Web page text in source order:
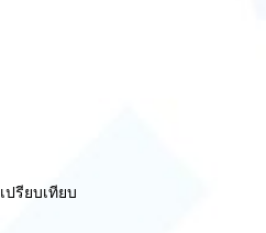
เปรียบเทียบ